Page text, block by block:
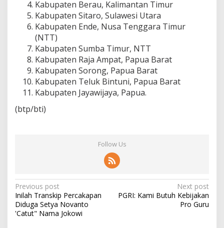
Kabupaten Berau, Kalimantan Timur
Kabupaten Sitaro, Sulawesi Utara
Kabupaten Ende, Nusa Tenggara Timur
(NTT)
Kabupaten Sumba Timur, NTT
Kabupaten Raja Ampat, Papua Barat
Kabupaten Sorong, Papua Barat
Kabupaten Teluk Bintuni, Papua Barat
Kabupaten Jayawijaya, Papua.
(btp/bti)
Follow Us
P
o
s
Previous post
Inilah Transkip Percakapan
Diduga Setya Novanto
'Catut" Nama Jokowi
Next post
PGRI: Kami Butuh Kebijakan
Pro Guru